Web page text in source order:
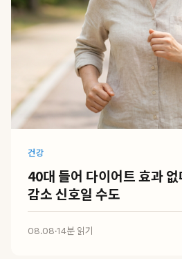
건강
40대 들어 다이어트 효과
감소 신호일 수도
08.08·14분 읽기